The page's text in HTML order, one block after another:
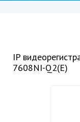
IP
7608NI-Q2(E)